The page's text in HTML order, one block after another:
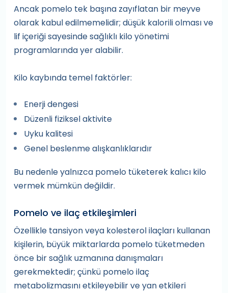
Ancak pomelo tek başına zayıflatan bir meyve
olarak kabul edilmemelidir; düşük kalorili olması ve
lif içeriği sayesinde sağlıklı kilo yönetimi
programlarında yer alabilir.
Kilo kaybında temel faktörler:
Enerji dengesi
Düzenli fiziksel aktivite
Uyku kalitesi
Genel beslenme alışkanlıklarıdır
Bu nedenle yalnızca pomelo tüketerek kalıcı kilo
vermek mümkün değildir.
Pomelo ve ilaç etkileşimleri
Özellikle tansiyon veya kolesterol ilaçları kullanan
kişilerin, büyük miktarlarda pomelo tüketmeden
önce bir sağlık uzmanına danışmaları
gerekmektedir; çünkü pomelo ilaç
metabolizmasını etkileyebilir ve yan etkileri